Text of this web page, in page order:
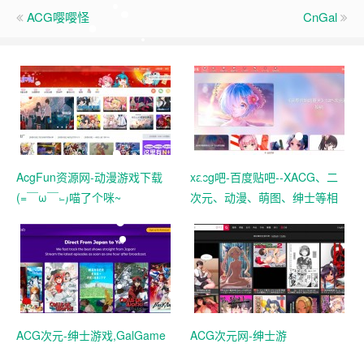
ACG嘤嘤怪 CnGal
AcgFun资源网-动漫游戏下载
(=￣ω￣=)喵了个咪~
xacg吧-百度贴吧--XACG、二
次元、动漫、萌图、绅士等相
漫、萌图、绅士等相关讨论
ACG次元-绅士游戏,GalGame
ACG次元网-绅士游